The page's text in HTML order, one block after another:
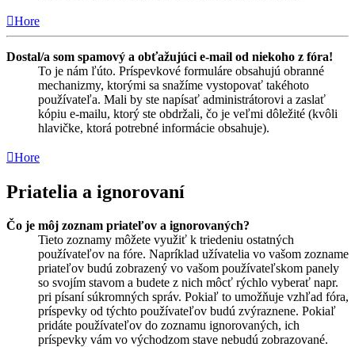
Hore
Dostal/a som spamový a obťažujúci e-mail od niekoho z fóra!
To je nám ľúto. Príspevkové formuláre obsahujú obranné
mechanizmy, ktorými sa snažíme vystopovať takéhoto
používateľa. Mali by ste napísať administrátorovi a zaslať
kópiu e-mailu, ktorý ste obdržali, čo je veľmi dôležité (kvôli
hlavičke, ktorá potrebné informácie obsahuje).
Hore
Priatelia a ignorovaní
Čo je môj zoznam priateľov a ignorovaných?
Tieto zoznamy môžete využiť k triedeniu ostatných
používateľov na fóre. Napríklad užívatelia vo vašom zozname
priateľov budú zobrazený vo vašom používateľskom panely
so svojím stavom a budete z nich môcť rýchlo vyberať napr.
pri písaní súkromných správ. Pokiaľ to umožňuje vzhľad fóra,
príspevky od týchto používateľov budú zvýraznene. Pokiaľ
pridáte používateľov do zoznamu ignorovaných, ich
príspevky vám vo východzom stave nebudú zobrazované.